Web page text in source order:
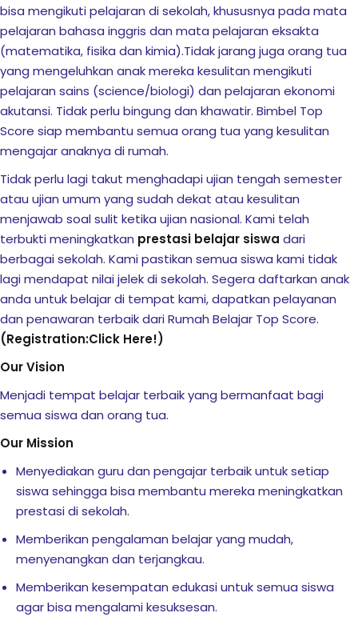
Bimbel yang Tepat
Begitu Sulit?
Universitas?
Terbang
Nobel
Membuat Anak
PR?
dari Pergaulan
vs Reward
Gadget
bisa mengikuti pelajaran di sekolah, khususnya pada mata
pelajaran bahasa inggris dan mata pelajaran eksakta
(matematika, fisika dan kimia).Tidak jarang juga orang tua
yang mengeluhkan anak mereka kesulitan mengikuti
pelajaran sains (science/biologi) dan pelajaran ekonomi
akutansi. Tidak perlu bingung dan khawatir. Bimbel Top
Score siap membantu semua orang tua yang kesulitan
mengajar anaknya di rumah.
Tidak perlu lagi takut menghadapi ujian tengah semester
atau ujian umum yang sudah dekat atau kesulitan
menjawab soal sulit ketika ujian nasional. Kami telah
terbukti meningkatkan prestasi belajar siswa dari
berbagai sekolah. Kami pastikan semua siswa kami tidak
lagi mendapat nilai jelek di sekolah. Segera daftarkan anak
anda untuk belajar di tempat kami, dapatkan pelayanan
dan penawaran terbaik dari Rumah Belajar Top Score.
(Registration:Click Here!)
Our Vision
Menjadi tempat belajar terbaik yang bermanfaat bagi
semua siswa dan orang tua.
Our Mission
Menyediakan guru dan pengajar terbaik untuk setiap
siswa sehingga bisa membantu mereka meningkatkan
prestasi di sekolah.
Memberikan pengalaman belajar yang mudah,
menyenangkan dan terjangkau.
Memberikan kesempatan edukasi untuk semua siswa
agar bisa mengalami kesuksesan.